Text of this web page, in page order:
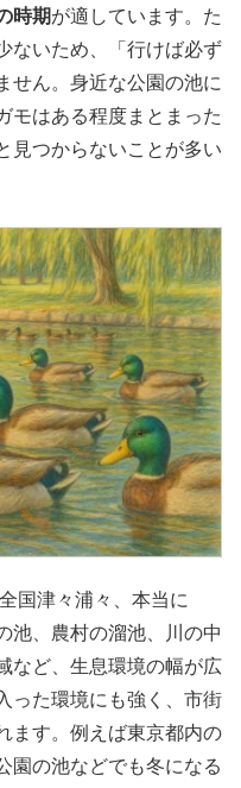
時期が適しています。た
ないため、「行けば必ず
せん。身近な公園の池に
モはある程度まとまった
見つからないことが多い
国津々浦々、本当に
池、農村の溜池、川の中
など、生息環境の幅が広
った環境にも強く、市街
ます。例えば東京都内の
園の池などでも冬になる